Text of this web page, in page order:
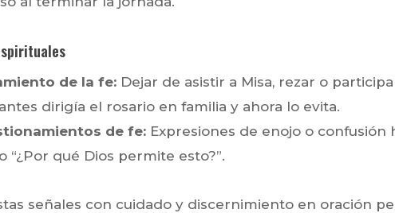
de la fe: Dejar de asistir a Misa, rezar o
dirigía el rosario en familia y ahora lo evita.
de fe: Expresiones de enojo o confusión
“¿Por qué Dios permite esto?”.
señales con cuidado y discernimiento en oración